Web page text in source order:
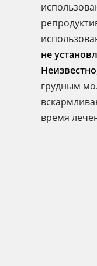
не
Неизвестно
грудным
время